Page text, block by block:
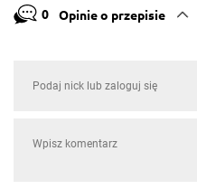
0 Opinie o przepisie